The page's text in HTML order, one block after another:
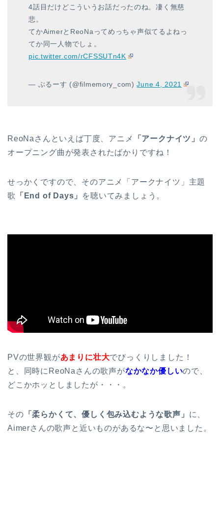
4話目だけどこういうお話だったのね。凄く無慈
悲。
てかAimerとReoNaってめっちゃ声似てるよねっ
てか同一人物でしょ。
pic.twitter.com/rCFSSUTn4K
— ぶるーす (@filmemory_com)June 4, 2021
ReoNaさんといえば丁度、アニメ 「アークナイツ」の
オープニング曲が発表されたばかりですね！
せっかくですので、そのアニメ「アークナイツ」主題
歌
「End of Days」 を聴いてみましょう。
PVの世界観があまりに壮大でびっくりしました！
と、同時にReoNaさんの歌声がなかなか優しいので、
どこかホッとしましたが・・・。
その 「柔らかくて、優しく包み込むような歌声」 に、
Aimerさんの歌声と近いものがあるな〜と思いました。